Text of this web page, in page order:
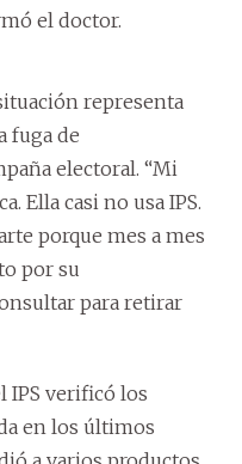
el doctor.
representa
fuga de
electoral. “Mi
Ella casi no usa IPS.
porque mes a mes
por su
para retirar
IPS verificó los
en los últimos